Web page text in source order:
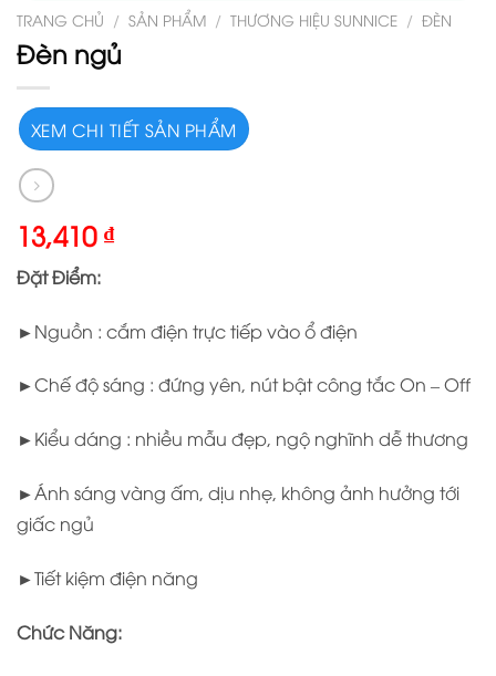
TRANG CHỦ / SẢN PHẨM / THƯƠNG HIỆU SUNNICE / ĐÈN
Đèn ngủ
XEM CHI TIẾT SẢN PHẨM
13,410 ₫
Đặt Điểm:
►Nguồn : cắm điện trực tiếp vào ổ điện
►Chế độ sáng : đứng yên, nút bật công tắc On – Off
►Kiểu dáng : nhiều mẫu đẹp, ngộ nghĩnh dễ thương
►Ánh sáng vàng ấm, dịu nhẹ, không ảnh hưởng tới
giấc ngủ
►Tiết kiệm điện năng
Chức Năng: